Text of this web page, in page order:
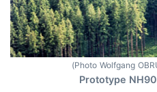
(Photo Wolfgang
Prototype